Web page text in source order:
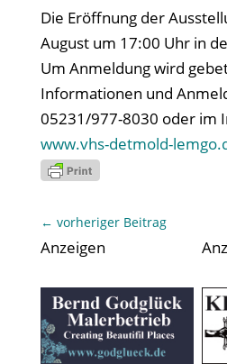
Die Eröffnung der
August um 17:00 Uhr in
Um Anmeldung wird
Informationen und
05231/977-8030 oder im
www.vhs-detmold-
← vorheriger Beitrag
Anzeigen